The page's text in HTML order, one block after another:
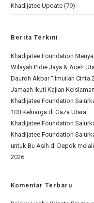
Khadijatee Update (79)
Berita Terkini
Khadijatee Foundation
Wilayah Pidie Jaya & Aceh
Dauroh Akbar “Ilmuilah Cinta
Jamaah Ikuti Kajian Keislaman
Khadijatee Foundation
100 Keluarga di Gaza Utara
Khadijatee Foundation
Khadijatee Foundation
untuk Bu Asih di Depok
2026
Komentar Terbaru